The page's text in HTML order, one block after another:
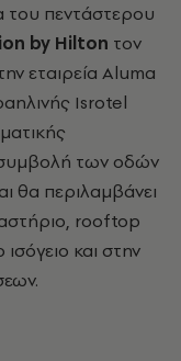
του πεντάστερου
by Hilton τον
εταιρεία Aluma
Isrotel
συμβολή των οδών
θα περιλαμβάνει
rooftop
και στην